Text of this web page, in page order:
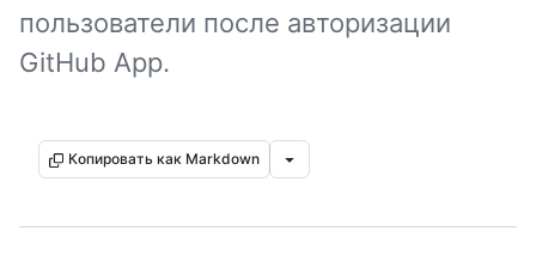
пользователи после авторизации
GitHub App.
Копировать как Markdown